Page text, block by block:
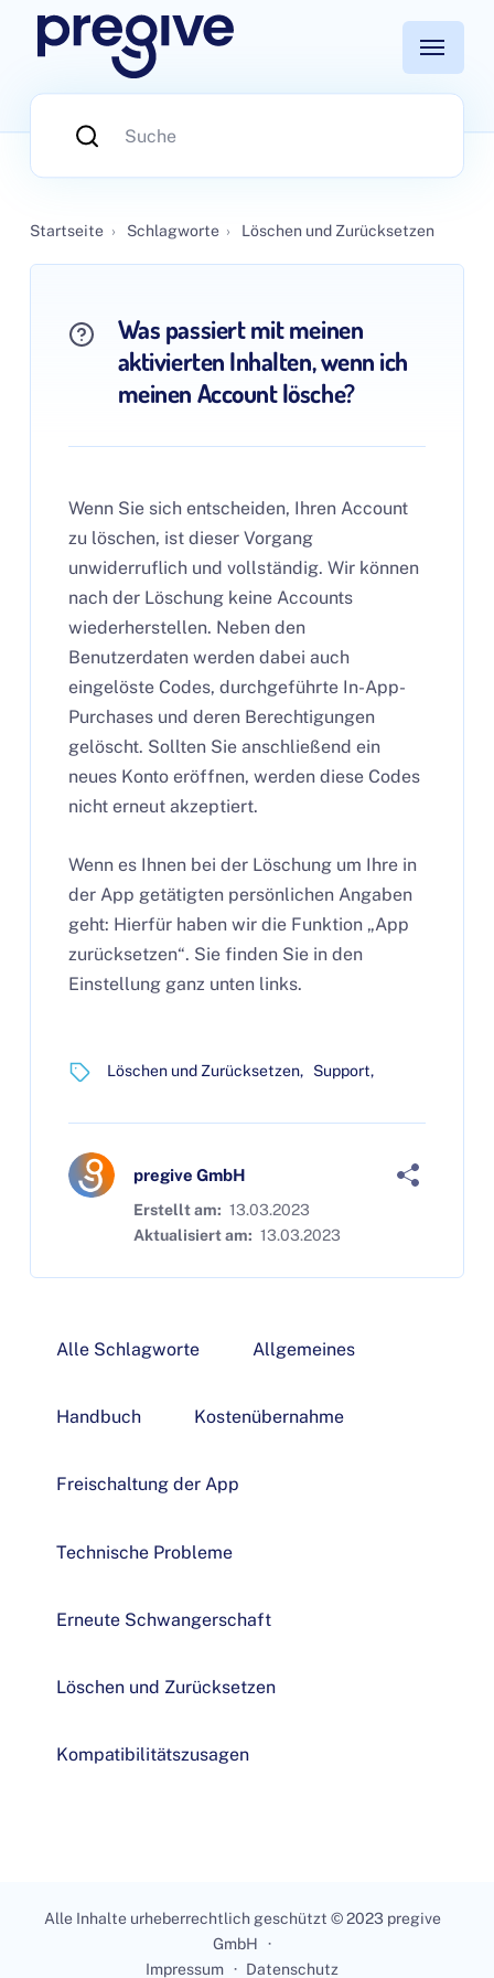
Startseite › Schlagworte › Löschen und Zurücksetzen
Was passiert mit meinen
aktivierten Inhalten, wenn ich
meinen Account lösche?
Wenn Sie sich entscheiden, Ihren Account
zu löschen, ist dieser Vorgang
unwiderruflich und vollständig. Wir können
nach der Löschung keine Accounts
wiederherstellen. Neben den
Benutzerdaten werden dabei auch
eingelöste Codes, durchgeführte In-App-
Purchases und deren Berechtigungen
gelöscht. Sollten Sie anschließend ein
neues Konto eröffnen, werden diese Codes
nicht erneut akzeptiert.
Wenn es Ihnen bei der Löschung um Ihre in
der App getätigten persönlichen Angaben
geht: Hierfür haben wir die Funktion „App
zurücksetzen“. Sie finden Sie in den
Einstellung ganz unten links.
Löschen und Zurücksetzen Support
pregive GmbH
Erstellt am: 13.03.2023
Aktualisiert am: 13.03.2023
Alle Schlagworte Allgemeines
Handbuch Kostenübernahme
Freischaltung der App
Technische Probleme
Erneute Schwangerschaft
Löschen und Zurücksetzen
Kompatibilitätszusagen
Alle Inhalte urheberrechtlich geschützt © 2023 pregive
GmbH
Impressum
Datenschutz